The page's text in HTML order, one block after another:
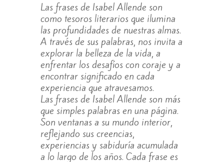
Las frases de Isabel Allende son
como tesoros literarios que ilumina
las profundidades de nuestras almas.
A través de sus palabras, nos invita a
explorar la belleza de la vida, a
enfrentar los desafíos con coraje y a
encontrar significado en cada
experiencia que atravesamos.
Las frases de Isabel Allende son más
que simples palabras en una página.
Son ventanas a su mundo interior,
reflejando sus creencias,
experiencias y sabiduría acumulada
a lo largo de los años. Cada frase es